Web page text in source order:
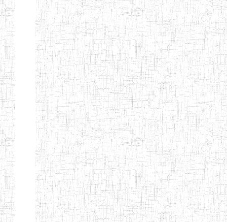
GAROUA
ENBIEG DE
GAROUA
01/01/1975 ENIEG
ENIEG DE
PITOA
01/01/1995 ENIEG
ENIEG DE
TCHOLLIRE
22/10/2002 ENIEG
ENIEG DE POLI 17/08/2012 ENIEG
ENIEG DE
GUIDER
10/09/2001 ENIEG